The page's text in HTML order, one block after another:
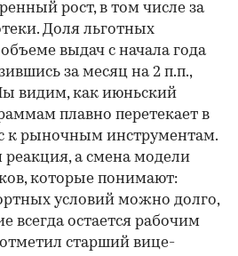
рост, в том числе за
Доля льготных
выдач с начала года
за месяц на 2 п.п.,
видим, как июньский
плавно перетекает в
к рыночным инструментам.
реакция, а смена модели
которые понимают:
условий можно долго,
всегда остается рабочим
старший вице-